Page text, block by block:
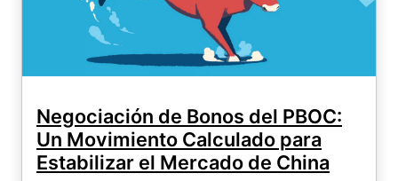
Negociación de Bonos del PBOC:
Un Movimiento Calculado para
Estabilizar el Mercado de China